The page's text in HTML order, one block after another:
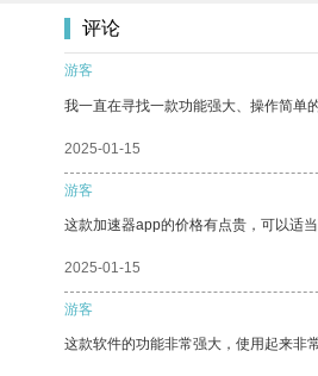
评论
游客
我一直在寻找一款功能强大、操作简单
2025-01-15
游客
这款加速器app的价格有点贵，可以适
2025-01-15
游客
这款软件的功能非常强大，使用起来非常